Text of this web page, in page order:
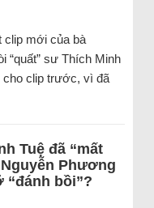
clip mới của bà
“quất” sư Thích Minh
clip trước, vì đã
Tuệ đã “mất
Phương
“đánh bồi”?